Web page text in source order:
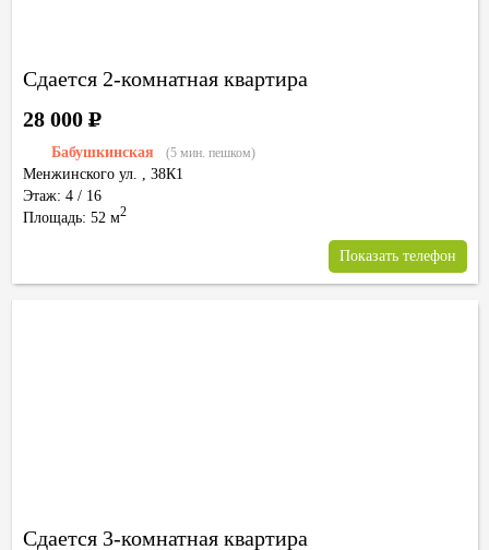
Сдается 2-комнатная квартира
Бабушкинская (5 мин. пешком)
Менжинского ул. , 38К1
Этаж: 4 / 16
Площадь: 52 м2
28 000Р
Показать телефон
Сдается 3-комнатная квартира